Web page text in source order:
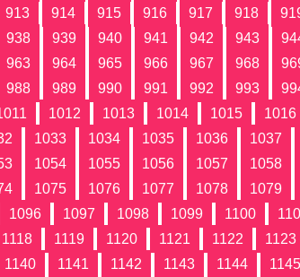
913 914 915 916 917 918
938 939 940 941 942 943
963 964 965 966 967 968
988 989 990 991 992 993
1012 1013 1014 1015 1016
1033 1034 1035 1036 1037
1054 1055 1056 1057 1058
1075 1076 1077 1078 1079
1096 1097 1098 1099 1100
1118 1119 1120 1121 1122 1123
1140 1141 1142 1143 1144 1145